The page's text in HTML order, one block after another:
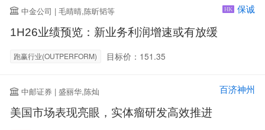
中金公司 | 毛晴晴,陈昕韬等 HK 保诚
1H26业绩预览：新业务利润增速或有放缓
跑赢行业(OUTPERFORM) 目标价：151.35
中邮证券 | 盛丽华,陈灿 百济神州
美国市场表现亮眼，实体瘤研发高效推进